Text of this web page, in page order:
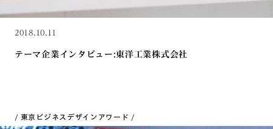
2018.10.11
テーマ企業インタビュー:東洋工業株式会社
東京ビジネスデザインアワード